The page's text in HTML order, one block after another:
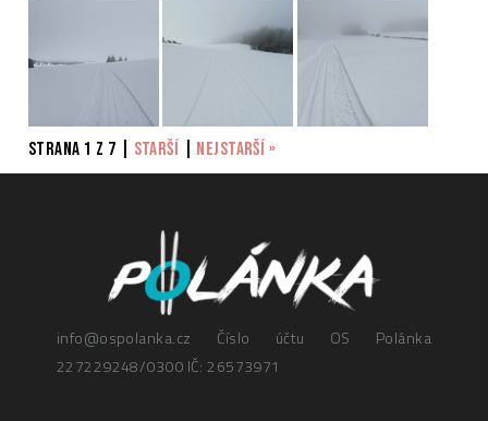
Strana 1 z 7 starší nejstarší »
info@ospolanka.cz Číslo účtu OS Polánka
227229248/0300 IČ: 26573971